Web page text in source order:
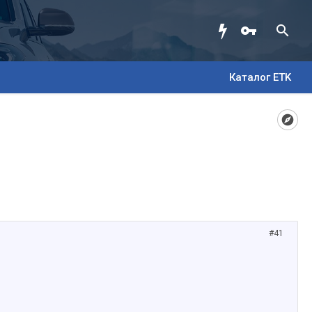
Каталог ETK
#41